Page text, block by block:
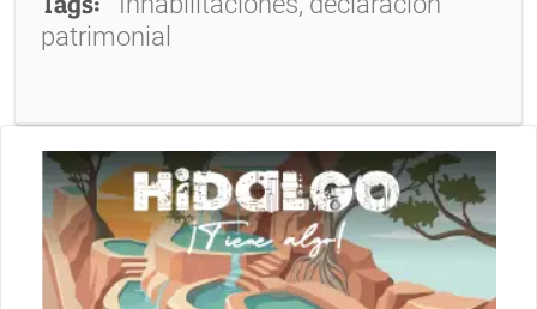
patrimonial